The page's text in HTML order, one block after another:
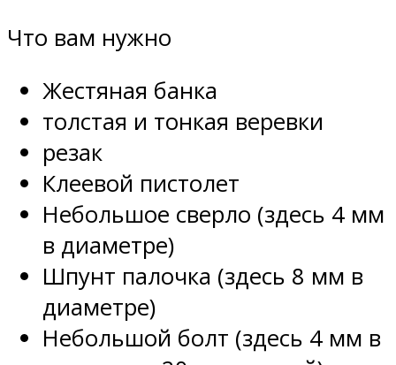
Что вам нужно
Жестяная банка
толстая и тонкая веревки
резак
Клеевой пистолет
Небольшое сверло (здесь 4 мм
в диаметре)
Шпунт палочка (здесь 8 мм в
диаметре)
Небольшой болт (здесь 4 мм в